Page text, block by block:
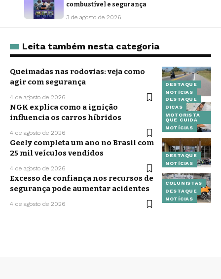
combustível e segurança
3 de agosto de 2026
Leita também nesta categoria
DESTAQUE
NOTÍCIAS
Queimadas nas rodovias: veja como
agir com segurança
4 de agosto de 2026
DESTAQUE
DICAS
MOTORISTA
QUE CUIDA
NOTÍCIAS
NGK explica como a ignição
influencia os carros híbridos
4 de agosto de 2026
DESTAQUE
NOTÍCIAS
Geely completa um ano no Brasil com
25 mil veículos vendidos
4 de agosto de 2026
COLUNISTAS
DESTAQUE
NOTÍCIAS
Excesso de confiança nos recursos de
segurança pode aumentar acidentes
4 de agosto de 2026